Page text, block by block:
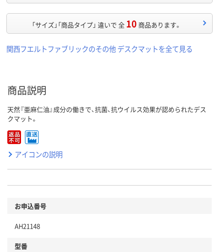
「サイズ」「商品タイプ」 違いで 全 10 商品あります。
関西フエルトファブリックのその他 デスクマットを全て見る
商品説明
天然『亜麻仁油』成分の働きで、抗菌、抗ウイルス効果が認められたデス
クマット。
アイコンの説明
お申込番号
AH21148
型番